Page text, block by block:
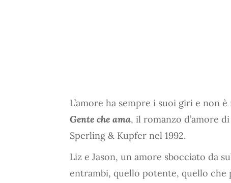
L’amore ha sempre i suoi giri e non
Gente che ama, il romanzo d’amore di
Sperling & Kupfer nel 1992.
Liz e Jason, un amore sbocciato da
entrambi, quello potente, quello che